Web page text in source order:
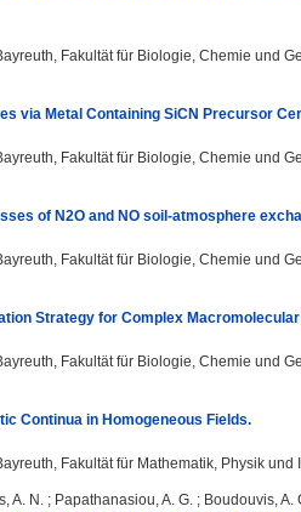
Fakultät für Biologie, Chemie und
via Metal Containing SiCN Precursor
Fakultät für Biologie, Chemie und
of N2O and NO soil-atmosphere
Fakultät für Biologie, Chemie und
Strategy for Complex
Fakultät für Biologie, Chemie und
Continua in Homogeneous Fields.
Fakultät für Mathematik, Physik und
A. N. ; Papathanasiou, A. G. ; Boudouvis, A.